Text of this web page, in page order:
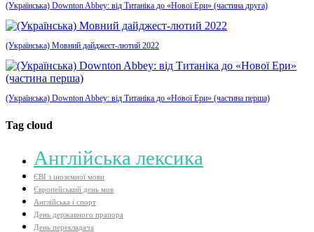
(Українська) Downton Abbey: від Титаніка до «Нової Ери» (частина друга)
(Українська) Мовний дайджест-лютий 2022
(Українська) Downton Abbey: від Титаніка до «Нової Ери» (частина перша)
Tag cloud
Aнглійська лексика
ЄВІ з іноземної мови
Європейський день мов
Англійська і спорт
День державного прапора
День перекладача